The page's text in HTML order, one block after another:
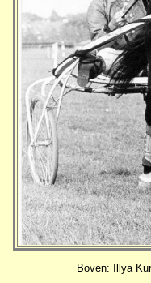
Boven: Illya